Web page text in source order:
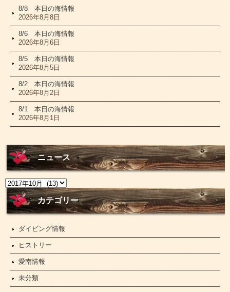
8/8 本日の海情報
2026年8月8日
8/6 本日の海情報
2026年8月6日
8/5 本日の海情報
2026年8月5日
8/2 本日の海情報
2026年8月2日
8/1 本日の海情報
2026年8月1日
ニュース
ニ
ュ
ー
カテゴリー
ダイビング情報
ヒストリー
愛南情報
未分類